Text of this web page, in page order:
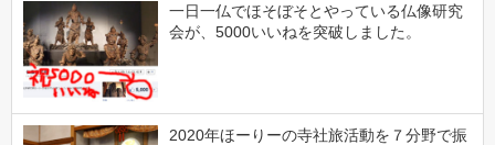
一日一仏でほそぼそとやっている仏像研究
会が、5000いいねを突破しました。
2020年ほーりーの寺社旅活動を７分野で振